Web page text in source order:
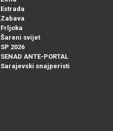
Estrada
Zabava
Frljoka
Šareni svijet
SP 2026
SENAD ANTE-PORTAL
Sarajevski snajperisti